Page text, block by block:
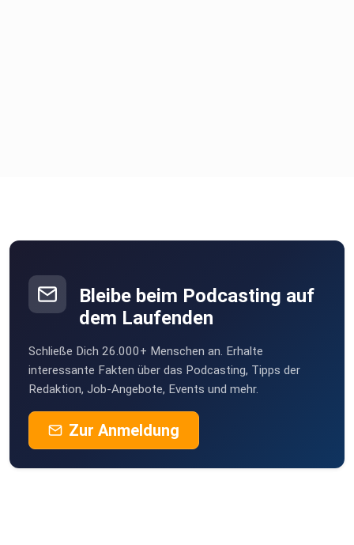
Bleibe beim Podcasting auf
dem Laufenden
Schließe Dich 26.000+ Menschen an. Erhalte
interessante Fakten über das Podcasting, Tipps der
Redaktion, Job-Angebote, Events und mehr.
Zur Anmeldung